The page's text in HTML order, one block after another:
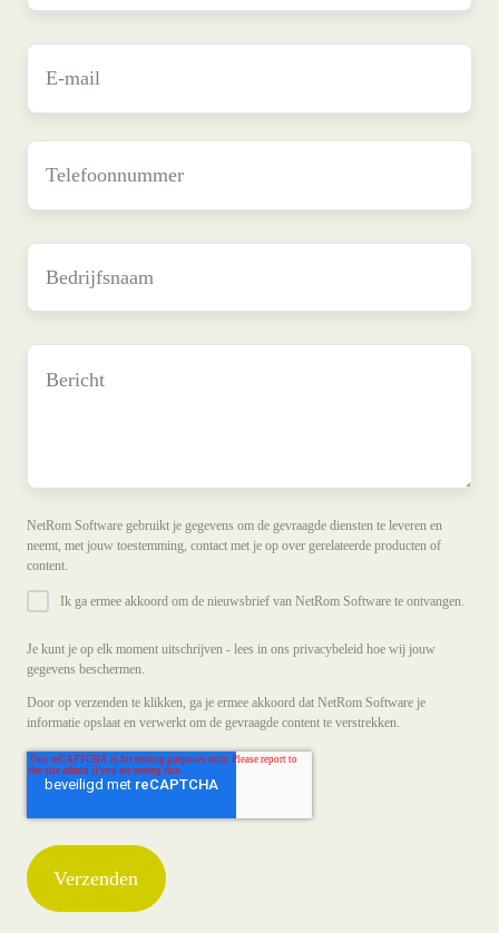
mail *
NetRom Software gebruikt je gegevens om de gevraagde diensten te leveren en
neemt, met jouw toestemming, contact met je op over gerelateerde producten of
content.
Ik ga ermee akkoord om de nieuwsbrief van NetRom Software te ontvangen.
Je kunt je op elk moment uitschrijven - lees in ons privacybeleid hoe wij jouw
gegevens beschermen.
Door op verzenden te klikken, ga je ermee akkoord dat NetRom Software je
informatie opslaat en verwerkt om de gevraagde content te verstrekken.